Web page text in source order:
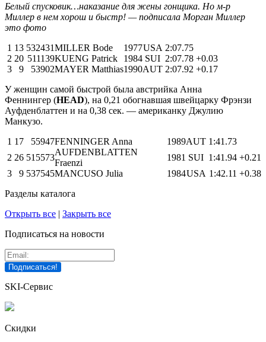
Белый спусковик…наказание для жены гонщика. Но м-р
Миллер в нем хорош и быстр! — подписала Морган Миллер
это фото
1 13 532431MILLER Bode 1977USA 2:07.75
2 20 511139KUENG Patrick 1984 SUI 2:07.78 +0.03
3
9 53902MAYER Matthias1990AUT 2:07.92 +0.17
У женщин самой быстрой была австрийка Анна
Феннингер (HEAD), на 0,21 обогнавшая швейцарку Фрэнзи
Ауфденблаттен и на 0,38 сек. — американку Джулию
Манкузо.
1 17 55947FENNINGER Anna 1989AUT 1:41.73
2 26 515573
AUFDENBLATTEN
Fraenzi
1981 SUI 1:41.94 +0.21
3
9 537545MANCUSO Julia 1984USA 1:42.11 +0.38
Разделы каталога
Открыть все | Закрыть все
Подписаться на новости
SKI-Сервис
Скидки